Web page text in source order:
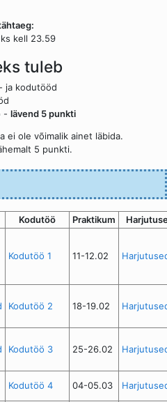
kell 23.59
tuleb
ja kodutööd
- lävend 5 punkti
ei ole võimalik ainet läbida.
5 punkti.
Kodutöö Praktikum
Kodutöö 1 11-12.02
Kodutöö 2 18-19.02
Kodutöö 3 25-26.02
Kodutöö 4 04-05.03